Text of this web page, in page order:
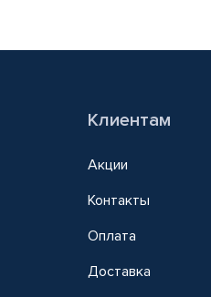
Клиентам
Акции
Контакты
Оплата
Доставка